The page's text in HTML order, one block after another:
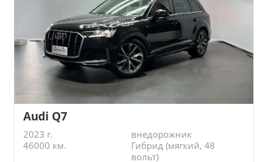
Audi Q7
2023 г.
внедорожник
46000 км.
Гибрид (мягкий, 48
вольт)